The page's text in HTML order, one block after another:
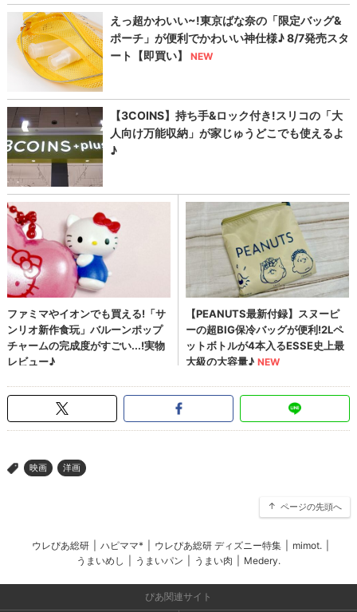
> 映画 洋画
ページの先頭へ
ウレぴあ総研 ハピママ* ウレぴあ総研 ディズニー特集 mimot.
うまいめし
うまいパン うまい肉 Medery.
ぴあ関連サイト